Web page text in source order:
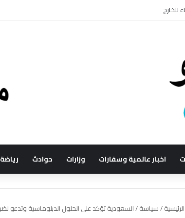
للخارج
اخبار عالمية وسفارات وزارات حوادث رياضة
الرئيسية/سياسة/السعودية تؤكد على الحلول الدبلوماسية وتدعو